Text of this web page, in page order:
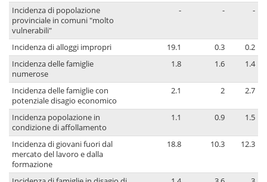
Incidenza di popolazione
provinciale in comuni "molto
vulnerabili"
- - -
Incidenza di alloggi impropri 19.1 0.3
0.2
Incidenza delle famiglie
numerose
1.8 1.6 1.4
Incidenza delle famiglie con
potenziale disagio economico
2.1 2 2.7
Incidenza popolazione in
condizione di affollamento
1.1 0.9 1.5
Incidenza di giovani fuori dal
mercato del lavoro e dalla
formazione
18.8 10.3 12.3